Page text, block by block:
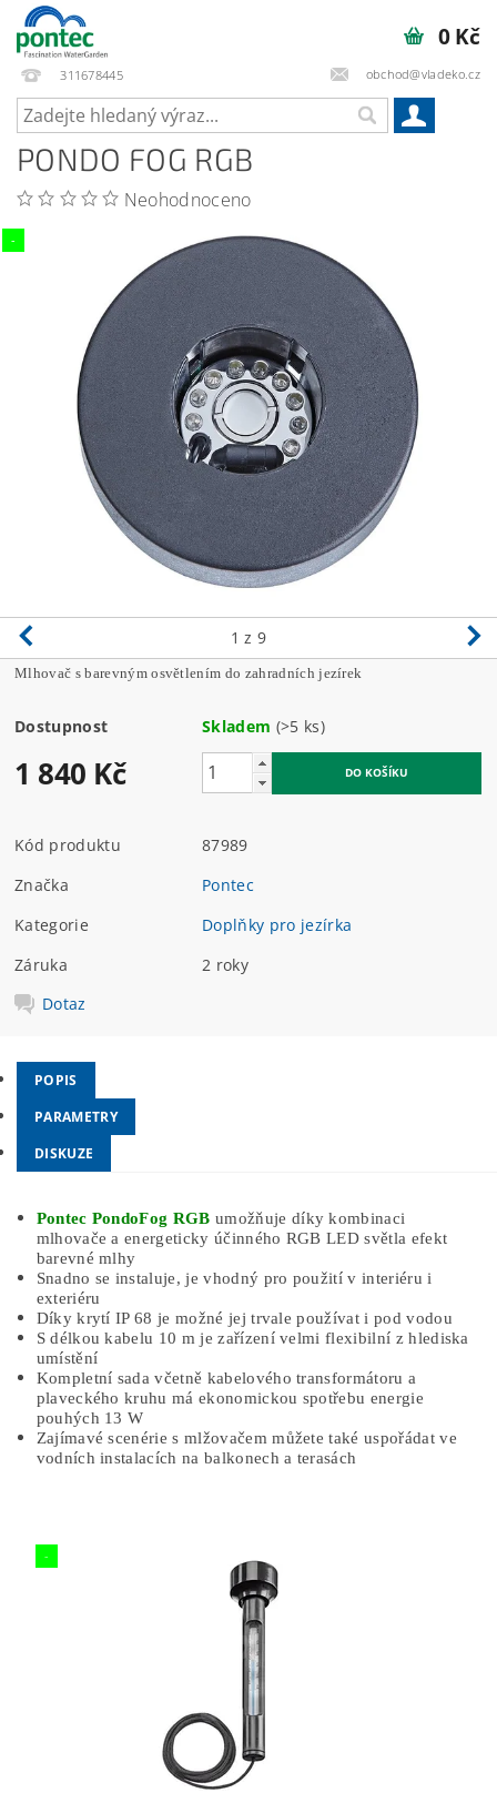
311678445 obchod@vladeko.cz
0 Kč
PONDO FOG RGB
Neohodnoceno
-
1 z 9
Mlhovač s barevným osvětlením do zahradních jezírek
Dostupnost Skladem (>5 ks)
1 840 Kč
Kód produktu
87989
Značka
Pontec
Kategorie
Doplňky pro jezírka
Záruka
2 roky
Dotaz
POPIS
PARAMETRY
DISKUZE
Pontec PondoFog RGB umožňuje díky kombinaci
mlhovače a energeticky účinného RGB LED světla efekt
barevné mlhy
Snadno se instaluje, je vhodný pro použití v interiéru i
exteriéru
Díky krytí IP 68 je možné jej trvale používat i pod vodou
S délkou kabelu 10 m je zařízení velmi flexibilní z hlediska
umístění
Kompletní sada včetně kabelového transformátoru a
plaveckého kruhu má ekonomickou spotřebu energie
pouhých 13 W
Zajímavé scenérie s mlžovačem můžete také uspořádat ve
vodních instalacích na balkonech a terasách
-